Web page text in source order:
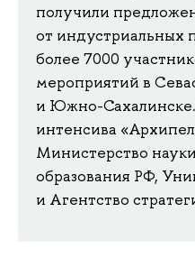
получили
от индустриальных
более 7000
мероприятий в
и Южно-
интенсива
Министерство
образования РФ,
и Агентство